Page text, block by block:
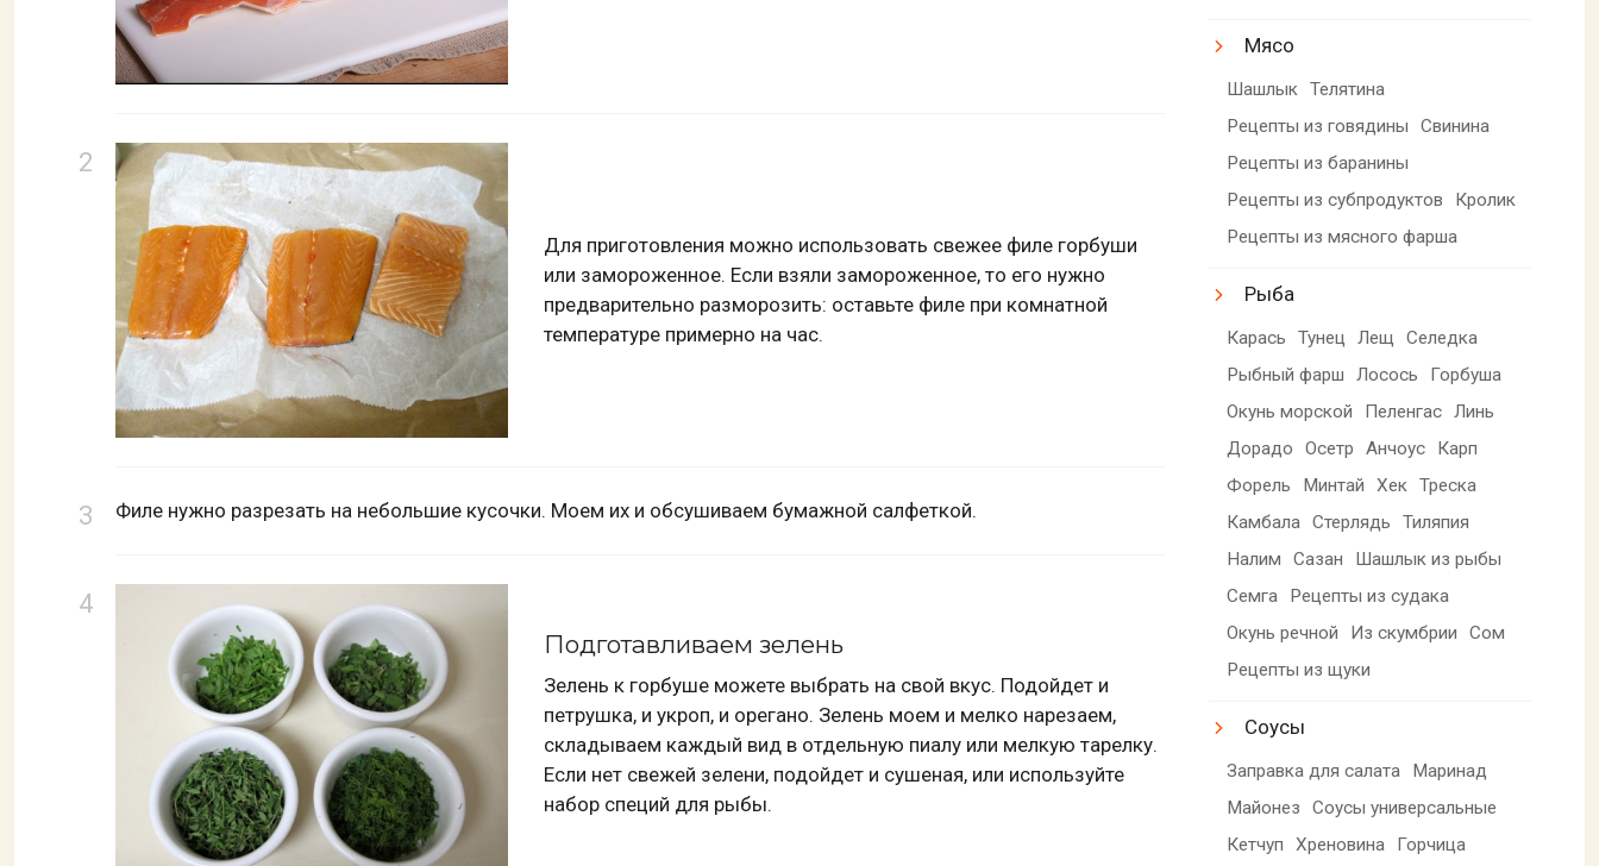
Для приготовления можно использовать свежее филе горбуши
или замороженное. Если взяли замороженное, то его нужно
предварительно разморозить: оставьте филе при комнатной
температуре примерно на час.
Филе нужно разрезать на небольшие кусочки. Моем их и обсушиваем бумажной салфеткой.
Подготавливаем зелень
Зелень к горбуше можете выбрать на свой вкус. Подойдет и
петрушка, и укроп, и орегано. Зелень моем и мелко нарезаем,
складываем каждый вид в отдельную пиалу или мелкую тарелку.
Если нет свежей зелени, подойдет и сушеная, или используйте
набор специй для рыбы.
Мясо
Шашлык Телятина
Рецепты из говядины
Свинина
Рецепты из баранины
Рецепты из субпродуктов
Кролик
Рецепты из мясного фарша
Рыба
Карась Тунец Лещ
Селедка
Рыбный фарш
Лосось
Горбуша
Окунь морской
Пеленгас Линь
Дорадо
Осетр Анчоус
Карп
Форель
Минтай Хек Треска
Камбала Стерлядь
Тиляпия
Налим
Сазан
Шашлык из рыбы
Семга
Рецепты из судака
Окунь речной
Из скумбрии
Сом
Рецепты из щуки
Соусы
Заправка для салата
Маринад
Майонез
Соусы универсальные
Кетчуп
Хреновина
Горчица